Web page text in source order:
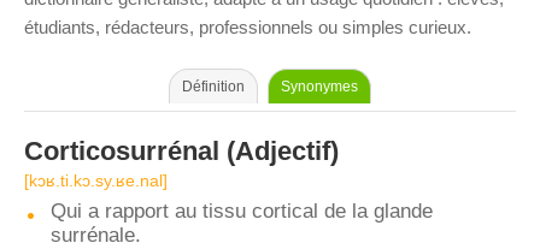
étudiants, rédacteurs, professionnels ou simples curieux.
Définition Synonymes
Corticosurrénal (Adjectif)
[kɔʁ.ti.kɔ.sy.ʁe.nal]
Qui a rapport au tissu cortical de la glande
surrénale.